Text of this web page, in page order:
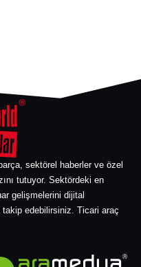
sektörel haberler ve özel
tutuyor. Sektördeki en
gelişmelerini dijital
takip edebilirsiniz. Ticari araç